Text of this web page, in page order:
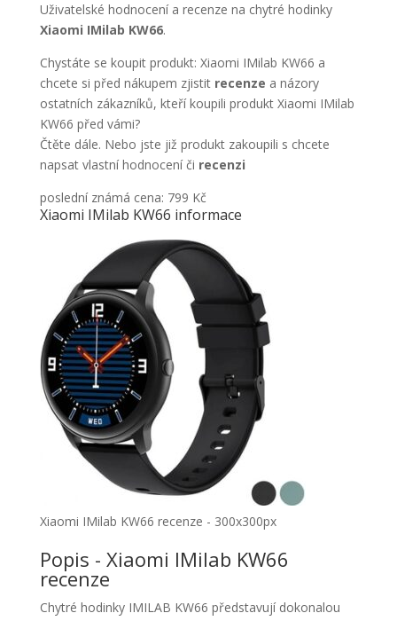
Uživatelské hodnocení a recenze na chytré hodinky
Xiaomi IMilab KW66.
Chystáte se koupit produkt: Xiaomi IMilab KW66 a
chcete si před nákupem zjistit recenze a názory
ostatních zákazníků, kteří koupili produkt Xiaomi IMilab
KW66 před vámi?
Čtěte dále. Nebo jste již produkt zakoupili s chcete
napsat vlastní hodnocení či recenzi
poslední známá cena: 799 Kč
Xiaomi IMilab KW66 informace
Xiaomi IMilab KW66 recenze - 300x300px
Popis - Xiaomi IMilab KW66
recenze
Chytré hodinky IMILAB KW66 představují dokonalou